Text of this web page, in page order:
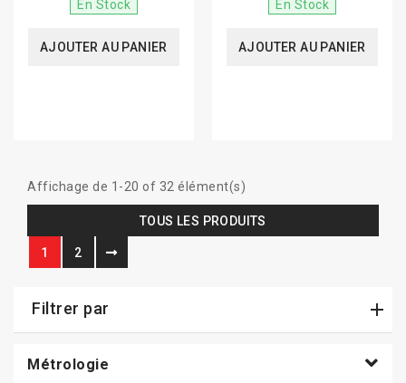
En Stock
AJOUTER AU PANIER
En Stock
AJOUTER AU PANIER
Affichage de 1-20 of 32 élément(s)
TOUS LES PRODUITS
1 2
Filtrer par
Métrologie